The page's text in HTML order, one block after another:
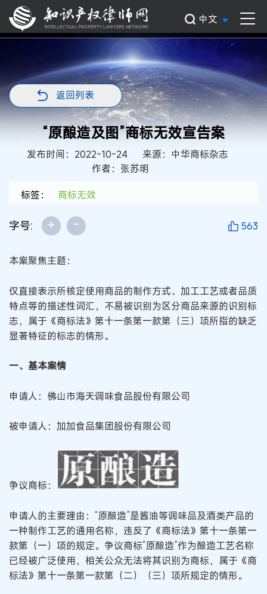
中文
返回列表
“原酿造及图”商标无效宣告案
发布时间：2022-10-24
来源：中华商标杂志
作者：张苏明
标签：
商标无效
字号: + - 563
本案聚焦主题：
仅直接表示所核定使用商品的制作方式、加工工艺或者品质
特点等的描述性词汇，不易被识别为区分商品来源的识别标
志，属于《商标法》第十一条第一款第（三）项所指的缺乏
显著特征的标志的情形。
一、基本案情
申请人：佛山市海天调味食品股份有限公司
被申请人：加加食品集团股份有限公司
争议商标：
申请人的主要理由：“原酿造”是酱油等调味品及酒类产品的
一种制作工艺的通用名称，违反了《商标法》第十一条第一
款第（一）项的规定。争议商标“原酿造”作为酿造工艺名称
已经被广泛使用，相关公众无法将其识别为商标，属于《商
标法》第十一条第一款第（二）（三）项所规定的情形。